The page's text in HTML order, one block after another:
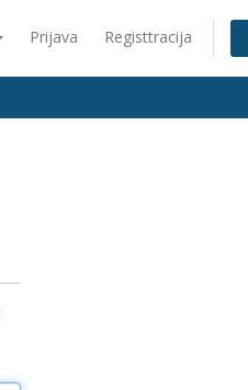
Prijava Registtracija